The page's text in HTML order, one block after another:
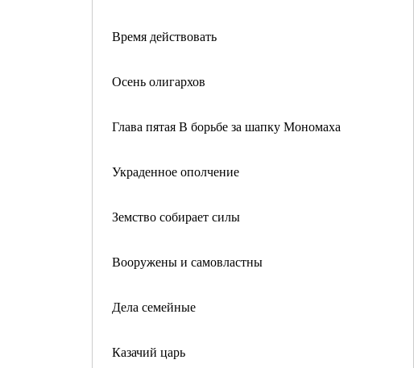
Время действовать
Осень олигархов
Глава пятая В борьбе за шапку Мономаха
Украденное ополчение
Земство собирает силы
Вооружены и самовластны
Дела семейные
Казачий царь